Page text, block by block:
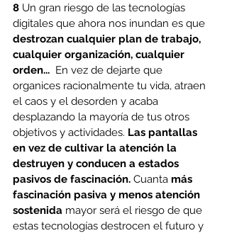
8 Un gran riesgo de las tecnologías
digitales que ahora nos inundan es que
destrozan cualquier plan de trabajo,
cualquier organización, cualquier
orden... En vez de dejarte que
organices racionalmente tu vida, atraen
el caos y el desorden y acaba
desplazando la mayoría de tus otros
objetivos y actividades. Las pantallas
en vez de cultivar la atención la
destruyen y conducen a estados
pasivos de fascinación. Cuanta más
fascinación pasiva y menos atención
sostenida mayor será el riesgo de que
estas tecnologías destrocen el futuro y